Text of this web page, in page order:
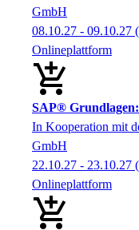
GmbH
08.10.27 - 09.10.27
Onlineplattform
SAP®
In Kooperation mit
GmbH
22.10.27 - 23.10.27
Onlineplattform